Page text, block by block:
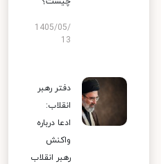
1405/05/
13
دفتر رهبر
انقلاب:
ادعا درباره
واکنش
رهبر انقلاب